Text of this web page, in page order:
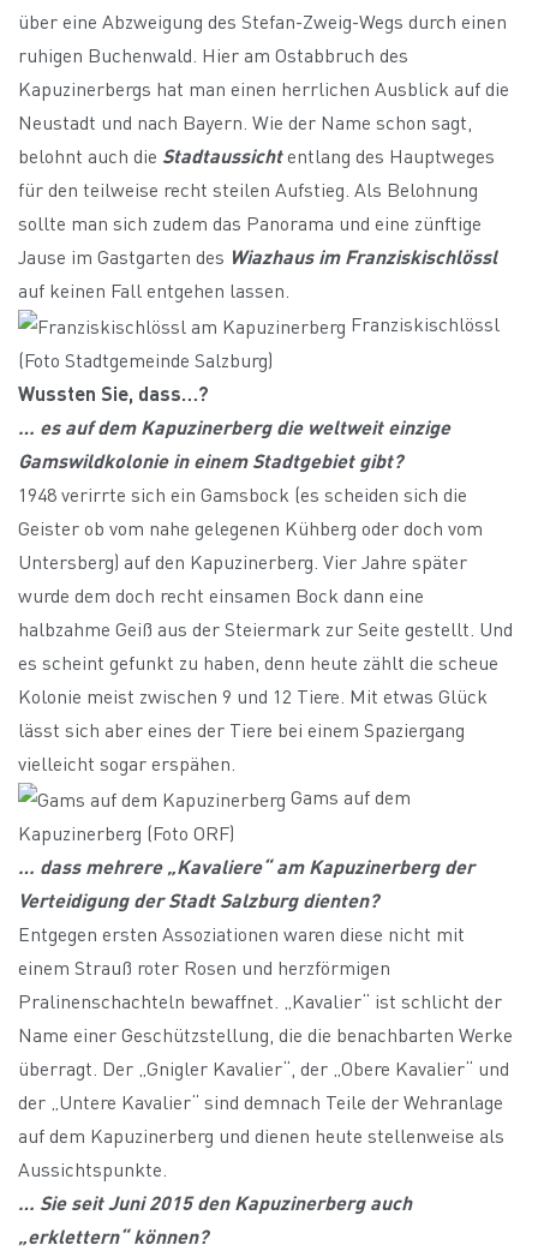
über eine Abzweigung des Stefan-Zweig-Wegs durch einen
ruhigen Buchenwald. Hier am Ostabbruch des
Kapuzinerbergs hat man einen herrlichen Ausblick auf die
Neustadt und nach Bayern. Wie der Name schon sagt,
belohnt auch die Stadtaussichtentlang des Hauptweges
für den teilweise recht steilen Aufstieg. Als Belohnung
sollte man sich zudem das Panorama und eine zünftige
Jause im Gastgarten des Wiazhaus im Franziskischlössl
auf keinen Fall entgehen lassen.
Franziskischlössl
(Foto Stadtgemeinde Salzburg)
Wussten Sie, dass…?
… es auf dem Kapuzinerberg die weltweit einzige
Gamswildkolonie in einem Stadtgebiet gibt?
1948 verirrte sich ein Gamsbock (es scheiden sich die
Geister ob vom nahe gelegenen Kühberg oder doch vom
Untersberg) auf den Kapuzinerberg. Vier Jahre später
wurde dem doch recht einsamen Bock dann eine
halbzahme Geiß aus der Steiermark zur Seite gestellt. Und
es scheint gefunkt zu haben, denn heute zählt die scheue
Kolonie meist zwischen 9 und 12 Tiere. Mit etwas Glück
lässt sich aber eines der Tiere bei einem Spaziergang
vielleicht sogar erspähen.
Gams auf dem
Kapuzinerberg (Foto ORF)
… dass mehrere „Kavaliere“ am Kapuzinerberg der
Verteidigung der Stadt Salzburg dienten?
Entgegen ersten Assoziationen waren diese nicht mit
einem Strauß roter Rosen und herzförmigen
Pralinenschachteln bewaffnet. „Kavalier“ ist schlicht der
Name einer Geschützstellung, die die benachbarten Werke
überragt. Der „Gnigler Kavalier“, der „Obere Kavalier“ und
der „Untere Kavalier“ sind demnach Teile der Wehranlage
auf dem Kapuzinerberg und dienen heute stellenweise als
Aussichtspunkte.
… Sie seit Juni 2015 den Kapuzinerberg auch
„erklettern“ können?